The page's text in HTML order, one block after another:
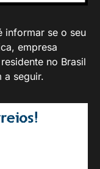
informar se o seu
empresa
no Brasil
a seguir.